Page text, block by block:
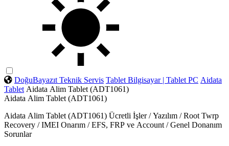
DoğuBayazıt Teknik Servis Tablet Bilgisayar | Tablet PC Aidata
Tablet Aidata Alim Tablet (ADT1061)
Aidata Alim Tablet (ADT1061)
Aidata Alim Tablet (ADT1061) Ücretli İşler / Yazılım / Root Twrp
Recovery / IMEI Onarım / EFS, FRP ve Account / Genel Donanım
Sorunlar